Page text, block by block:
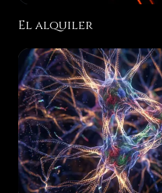
El alquiler